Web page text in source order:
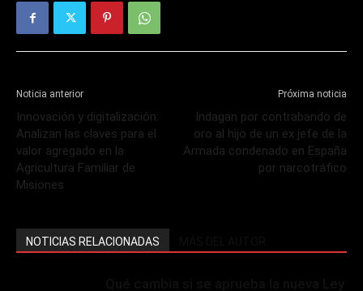
Noticia anterior
Innovación y digitalización:
Analizan las claves para el
valor agregado en la
Agricultura Familiar de
Misiones
Próxima noticia
Indagan por contrabando de
oro al hijo de un ex jefe de la
Armada condenado en España
por narcotráfico
NOTICIAS RELACIONADAS